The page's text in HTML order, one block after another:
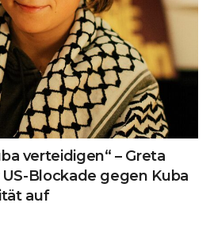
verteidigen“ – Greta
Blockade gegen Kuba
auf